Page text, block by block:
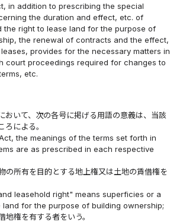
in addition to prescribing the special
the duration and effect, etc. of
the right to lease land for the purpose of
the renewal of contracts and the effect,
provides for the necessary matters in
court proceedings required for changes to
etc.
おいて、次の各号に掲げる用語の意義は、当該
ろによる。
the meanings of the terms set forth in
are as prescribed in each respective
所有を目的とする地上権又は土地の賃借権を
leasehold right" means superficies or a
land for the purpose of building ownership;
権を有する者をいう。